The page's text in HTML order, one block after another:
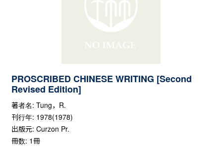
PROSCRIBED CHINESE WRITING [Second
Revised Edition]
著者名: Tung，R.
刊行年: 1978(1978)
出版元: Curzon Pr.
冊数: 1冊